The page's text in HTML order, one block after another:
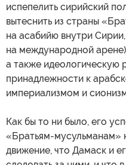
испепелить сирийский
вытеснить из страны
на асабийю внутри
на международной
а также идеологическую
принадлежности к
империализмом и
Как бы то ни было, его
«Братьям-мусульманам»
движение, что Дамаск и